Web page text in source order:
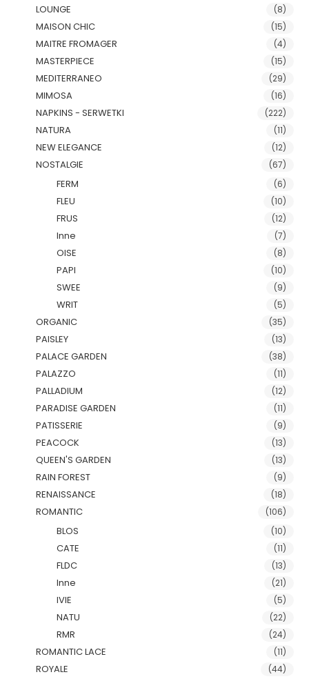
LOUNGE (8)
MAISON CHIC (15)
MAITRE FROMAGER (4)
MASTERPIECE (15)
MEDITERRANEO (29)
MIMOSA (16)
NAPKINS - SERWETKI (222)
NATURA (11)
NEW ELEGANCE (12)
NOSTALGIE (67)
FERM (6)
FLEU (10)
FRUS (12)
Inne (7)
OISE (8)
PAPI (10)
SWEE (9)
WRIT (5)
ORGANIC (35)
PAISLEY (13)
PALACE GARDEN (38)
PALAZZO (11)
PALLADIUM (12)
PARADISE GARDEN (11)
PATISSERIE (9)
PEACOCK (13)
QUEEN'S GARDEN (13)
RAIN FOREST (9)
RENAISSANCE (18)
ROMANTIC (106)
BLOS (10)
CATE (11)
FLDC (13)
Inne (21)
IVIE (5)
NATU (22)
RMR (24)
ROMANTIC LACE (11)
ROYALE (44)